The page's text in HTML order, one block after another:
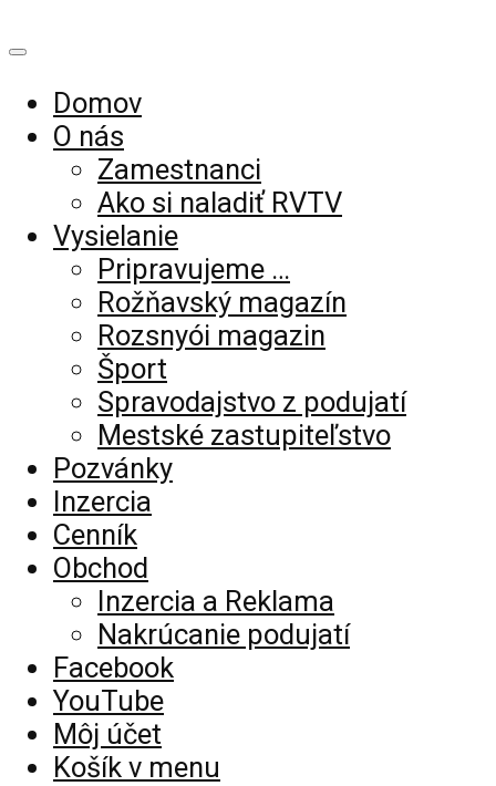
Domov
O nás
Zamestnanci
Ako si naladiť RVTV
Vysielanie
Pripravujeme …
Rožňavský magazín
Rozsnyói magazin
Šport
Spravodajstvo z podujatí
Mestské zastupiteľstvo
Pozvánky
Inzercia
Cenník
Obchod
Inzercia a Reklama
Nakrúcanie podujatí
Facebook
YouTube
Môj účet
Košík v menu